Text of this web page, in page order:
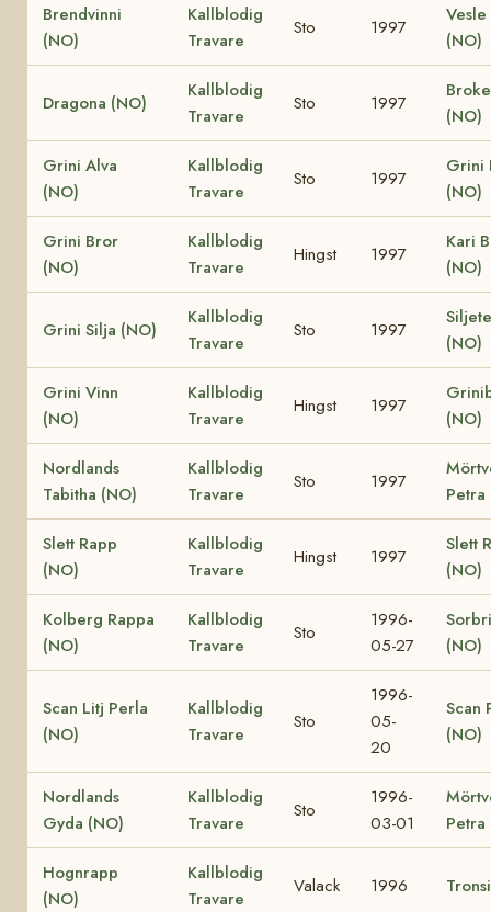
Brendvinni
(NO)
Kallblodig
Travare
Sto 1997
(NO)
Dragona (NO)
Kallblodig
Travare
Sto 1997
(NO)
Grini Alva
(NO)
Kallblodig
Travare
Sto 1997
Grini
(NO)
Grini Bror
(NO)
Kallblodig
Travare
Hingst 1997
Kari
(NO)
Grini Silja (NO)
Kallblodig
Travare
Sto 1997
(NO)
Grini Vinn
(NO)
Kallblodig
Travare
Hingst 1997
(NO)
Nordlands
Tabitha (NO)
Kallblodig
Travare
Sto 1997
Petra
Slett Rapp
(NO)
Kallblodig
Travare
Hingst 1997
Slett
(NO)
Kolberg Rappa
(NO)
Kallblodig
Travare
Sto
1996-
05-27
(NO)
Scan Litj Perla
(NO)
Kallblodig
Travare
Sto
1996-
05-
20
Scan
(NO)
Nordlands
Gyda (NO)
Kallblodig
Travare
Sto
1996-
03-01
Petra
Hognrapp
(NO)
Kallblodig
Travare
Valack 1996